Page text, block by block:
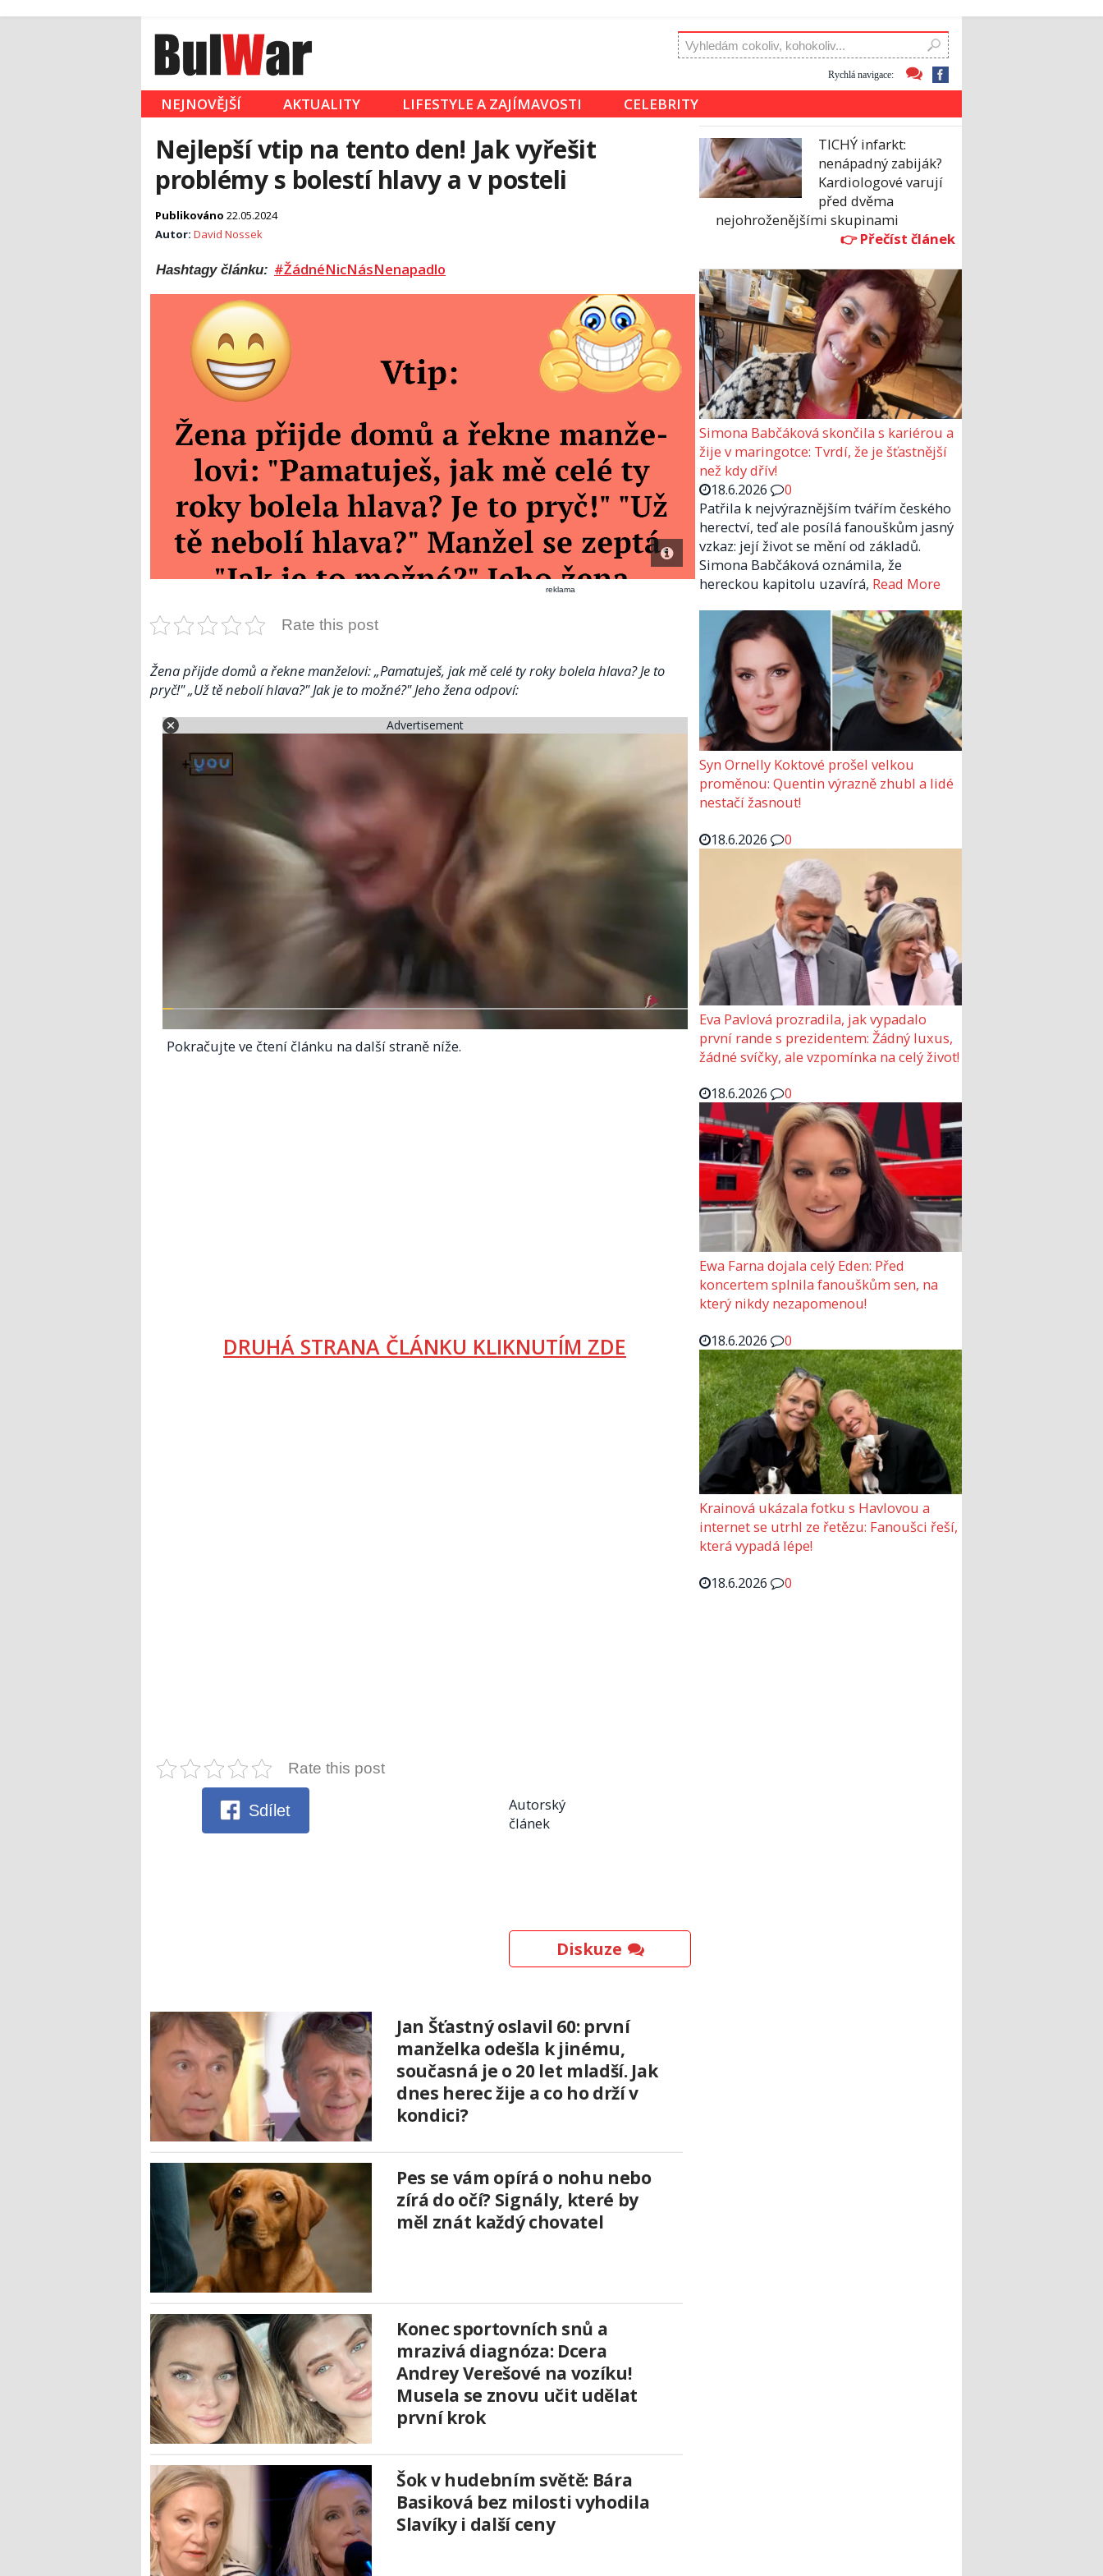
Rychlá navigace:
NEJNOVĚJŠÍ AKTUALITY LIFESTYLE A ZAJÍMAVOSTI CELEBRITY
Nejlepší vtip na tento den! Jak vyřešit
problémy s bolestí hlavy a v posteli
Publikováno 22.05.2024
Autor: David Nossek
Hashtagy článku: #ŽádnéNicNásNenapadlo
reklama
Rate this post
Žena přijde domů a řekne manželovi: „Pamatuješ, jak mě celé ty roky bolela hlava? Je to
pryč!" „Už tě nebolí hlava?" Jak je to možné?" Jeho žena odpoví:
Advertisement
Pokračujte ve čtení článku na další straně níže.
DRUHÁ STRANA ČLÁNKU KLIKNUTÍM ZDE
Rate this post
Sdílet
Autorský
článek
Diskuze
Jan Šťastný oslavil 60: první
manželka odešla k jinému,
současná je o 20 let mladší. Jak
dnes herec žije a co ho drží v
kondici?
Pes se vám opírá o nohu nebo
zírá do očí? Signály, které by
měl znát každý chovatel
Konec sportovních snů a
mrazivá diagnóza: Dcera
Andrey Verešové na vozíku!
Musela se znovu učit udělat
první krok
Šok v hudebním světě: Bára
Basiková bez milosti vyhodila
Slavíky i další ceny
TICHÝ infarkt:
nenápadný zabiják?
Kardiologové varují
před dvěma
nejohroženějšími skupinami
Simona Babčáková skončila s kariérou a
žije v maringotce: Tvrdí, že je šťastnější
než kdy dřív!
18.6.2026
0
Patřila k nejvýraznějším tvářím českého
herectví, teď ale posílá fanouškům jasný
vzkaz: její život se mění od základů.
Simona Babčáková oznámila, že
hereckou kapitolu uzavírá, Read More
Syn Ornelly Koktové prošel velkou
proměnou: Quentin výrazně zhubl a lidé
nestačí žasnout!
18.6.2026
0
Eva Pavlová prozradila, jak vypadalo
první rande s prezidentem: Žádný luxus,
žádné svíčky, ale vzpomínka na celý život!
18.6.2026
0
Ewa Farna dojala celý Eden: Před
koncertem splnila fanouškům sen, na
který nikdy nezapomenou!
18.6.2026
0
Krainová ukázala fotku s Havlovou a
internet se utrhl ze řetězu: Fanoušci řeší,
která vypadá lépe!
18.6.2026
0